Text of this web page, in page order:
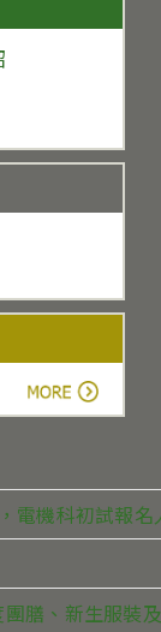
電機科初試報
膳、新生服裝